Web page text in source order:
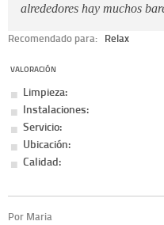
alrededores hay muchos
Recomendado para: Relax
VALORACIÓN
Limpieza:
Instalaciones:
Servicio:
Ubicación:
Calidad:
Por Maria